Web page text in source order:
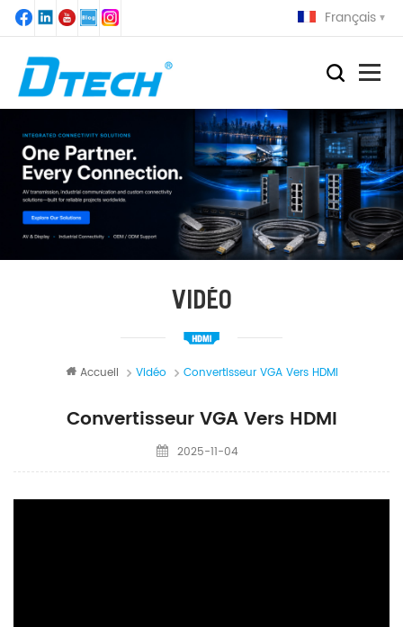
Français
VIDÉO
Accueil Vidéo Convertisseur VGA Vers HDMI
Convertisseur VGA Vers HDMI
2025-11-04